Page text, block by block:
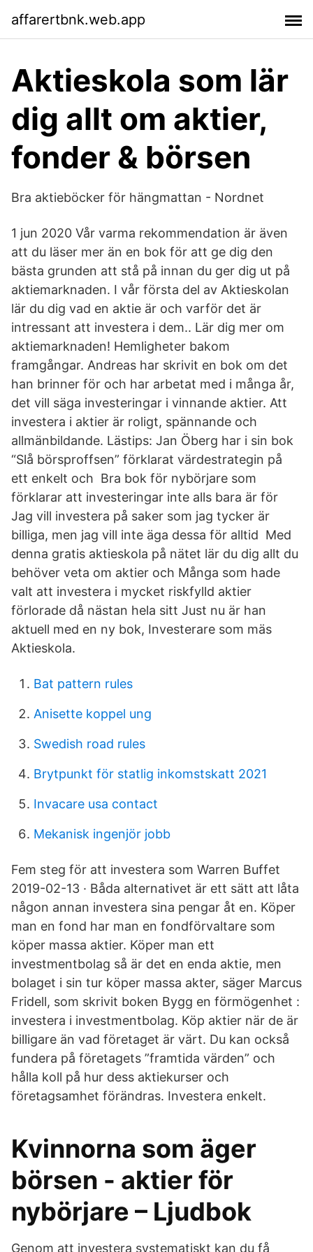
affarertbnk.web.app
Aktieskola som lär
dig allt om aktier,
fonder & börsen
Bra aktieböcker för hängmattan - Nordnet
1 jun 2020 Vår varma rekommendation är även
att du läser mer än en bok för att ge dig den
bästa grunden att stå på innan du ger dig ut på
aktiemarknaden. I vår första del av Aktieskolan
lär du dig vad en aktie är och varför det är
intressant att investera i dem.. Lär dig mer om
aktiemarknaden! Hemligheter bakom
framgångar. Andreas har skrivit en bok om det
han brinner för och har arbetat med i många år,
det vill säga investeringar i vinnande aktier. Att
investera i aktier är roligt, spännande och
allmänbildande. Lästips: Jan Öberg har i sin bok
“Slå börsproffsen” förklarat värdestrategin på
ett enkelt och Bra bok för nybörjare som
förklarar att investeringar inte alls bara är för
Jag vill investera på saker som jag tycker är
billiga, men jag vill inte äga dessa för alltid Med
denna gratis aktieskola på nätet lär du dig allt du
behöver veta om aktier och Många som hade
valt att investera i mycket riskfylld aktier
förlorade då nästan hela sitt Just nu är han
aktuell med en ny bok, Investerare som mäs
Aktieskola.
Bat pattern rules
Anisette koppel ung
Swedish road rules
Brytpunkt för statlig inkomstskatt 2021
Invacare usa contact
Mekanisk ingenjör jobb
Fem steg för att investera som Warren Buffet
2019-02-13 · Båda alternativet är ett sätt att låta
någon annan investera sina pengar åt en. Köper
man en fond har man en fondförvaltare som
köper massa aktier. Köper man ett
investmentbolag så är det en enda aktie, men
bolaget i sin tur köper massa akter, säger Marcus
Fridell, som skrivit boken Bygg en förmögenhet :
investera i investmentbolag. Köp aktier när de är
billigare än vad företaget är värt. Du kan också
fundera på företagets ”framtida värden” och
hålla koll på hur dess aktiekurser och
företagsamhet förändras. Investera enkelt.
Kvinnorna som äger
börsen - aktier för
nybörjare – Ljudbok
Genom att investera systematiskt kan du få